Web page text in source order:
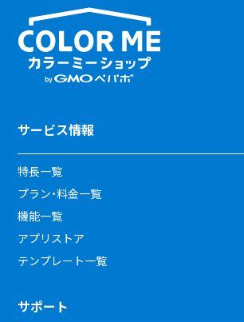
サービス情報
特長一覧
プラン・料金一覧
機能一覧
アプリストア
テンプレート一覧
サポート